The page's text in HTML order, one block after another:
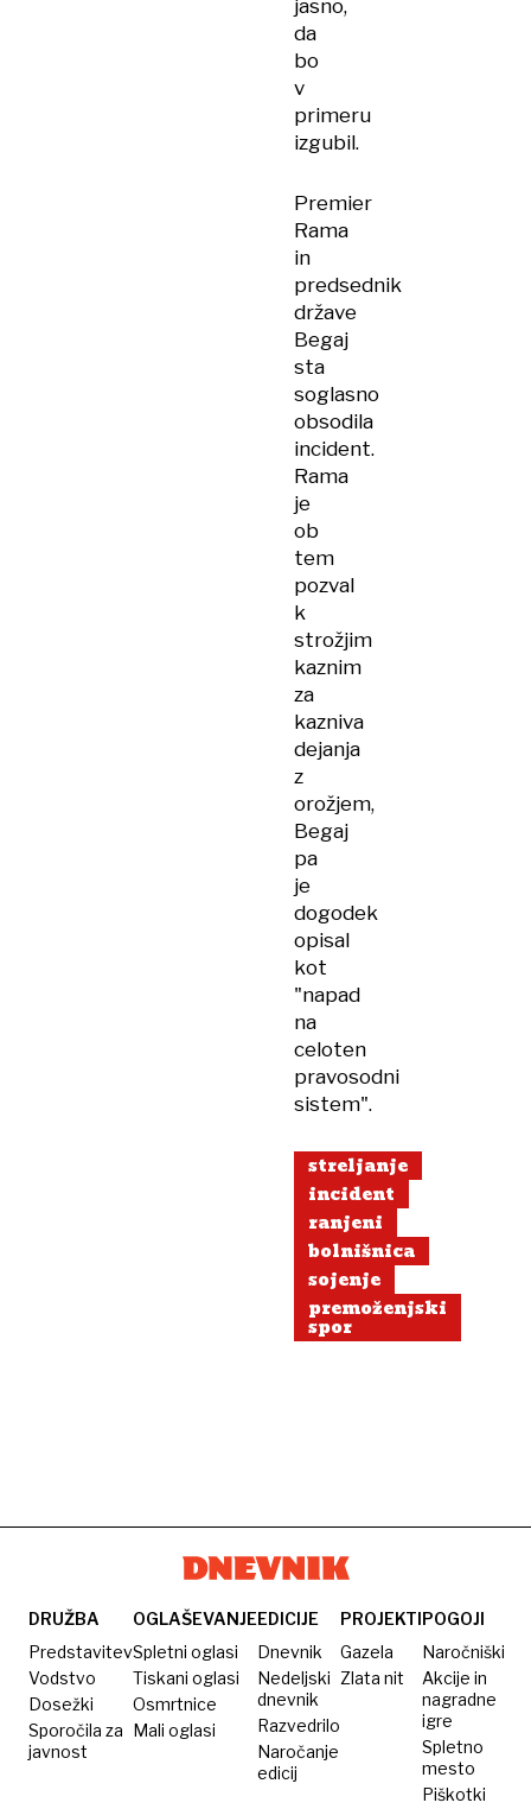
jasno,
da
bo
v
primeru
izgubil.
Premier
Rama
in
predsednik
države
Begaj
sta
soglasno
obsodila
incident.
Rama
je
ob
tem
pozval
k
strožjim
kaznim
za
kazniva
dejanja
z
orožjem,
Begaj
pa
je
dogodek
opisal
kot
"napad
na
celoten
pravosodni
sistem".
streljanje
incident
ranjeni
bolnišnica
sojenje
premoženjski
spor
DRUŽBA
Predstavitev
Vodstvo
Dosežki
Sporočila za
javnost
OGLAŠEVANJE
Spletni oglasi
Tiskani oglasi
Osmrtnice
Mali oglasi
EDICIJE
Dnevnik
Nedeljski
dnevnik
Razvedrilo
Naročanje
edicij
PROJEKTI
Gazela
Zlata nit
POGOJI
Naročniški
Akcije in
nagradne
igre
Spletno
mesto
Piškotki